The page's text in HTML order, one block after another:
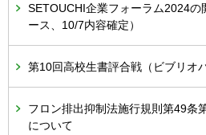
SETOUCHI企業フォーラム2024の
ース、10/7内容確定）
第10回高校生書評合戦（ビブリオ
フロン排出抑制法施行規則第49条
について